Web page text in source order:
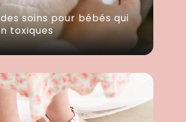
soins pour bébés qui
toxiques